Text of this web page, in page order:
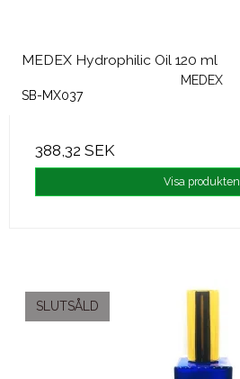
MEDEX Hydrophilic Oil 120 ml
MEDEX
SB-MX037
388,32 SEK
Visa produkten
SLUTSÅLD